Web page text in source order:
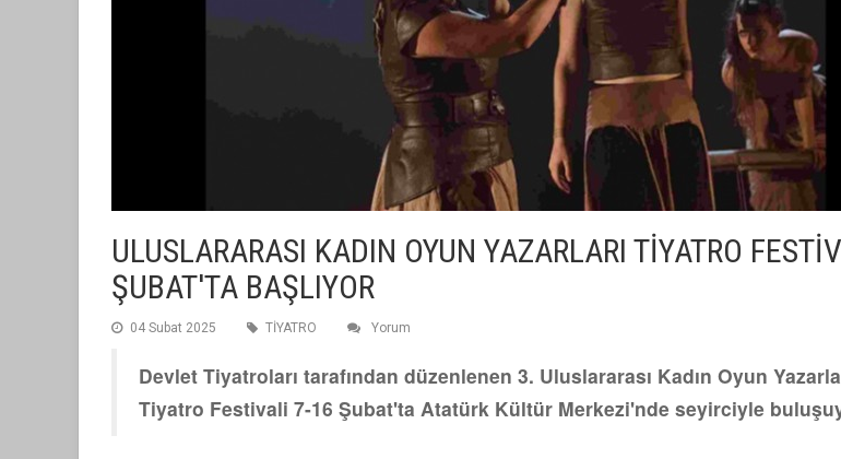
ULUSLARARASI KADIN OYUN YAZARLARI TİYATRO
ŞUBAT'TA BAŞLIYOR
04 Subat 2025 TİYATRO Yorum
Devlet Tiyatroları tarafından düzenlenen 3. Uluslararası Kadın Oyun
Tiyatro Festivali 7-16 Şubat'ta Atatürk Kültür Merkezi'nde seyirciyle